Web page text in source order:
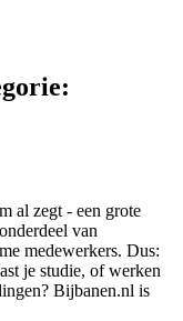
al zegt - een grote
van
medewerkers. Dus:
je studie, of werken
Bijbanen.nl is